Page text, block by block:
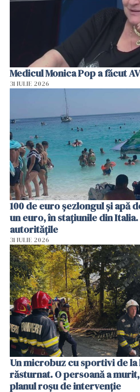
Medicul Monica Pop a făcut
31 IULIE 2026
100 de euro șezlongul și apă
un euro, în stațiunile din
autoritățile
31 IULIE 2026
Un microbuz cu sportivi de la
răsturnat. O persoană a
planul roșu de intervenție